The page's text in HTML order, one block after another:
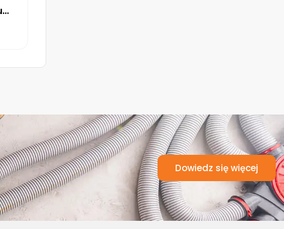
VAILLANT Systemowy regulator pogodowy VRC 720f sensoCOMFORT (bezprzewodowy)
Dowiedz się więcej